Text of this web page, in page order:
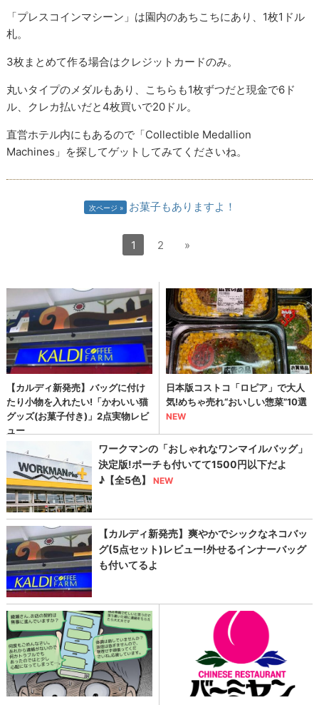
「プレスコインマシーン」は園内のあちこちにあり、1枚1ドル
札。
3枚まとめて作る場合はクレジットカードのみ。
丸いタイプのメダルもあり、こちらも1枚ずつだと現金で6ド
ル、クレカ払いだと4枚買いで20ドル。
直営ホテル内にもあるので「Collectible Medallion
Machines」を探してゲットしてみてくださいね。
次ページ お菓子もありますよ！
1 2 »